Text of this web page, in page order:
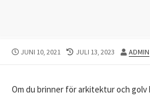
PUBLISHED
JUNI 10, 2021
LAST
JULI 13, 2023 AUTHOR
ADMIN
Om du brinner för arkitektur och